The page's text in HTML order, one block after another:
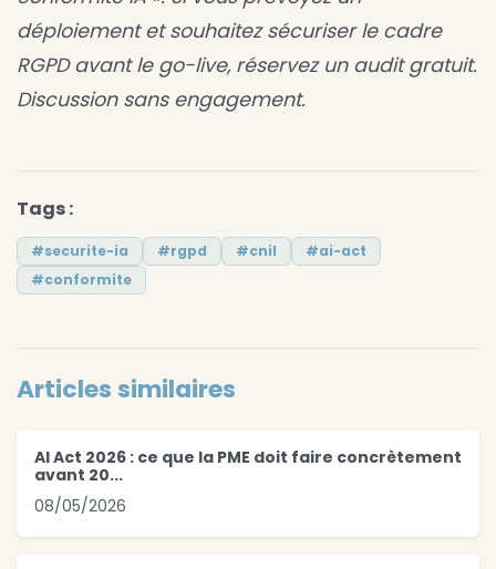
déploiement et souhaitez sécuriser le cadre
RGPD avant le go-live, réservez un audit gratuit.
Discussion sans engagement.
Tags :
#securite-ia #rgpd #cnil
#ai-act
#conformite
Articles similaires
AI Act 2026 : ce que la PME doit faire concrètement
avant 20...
08/05/2026